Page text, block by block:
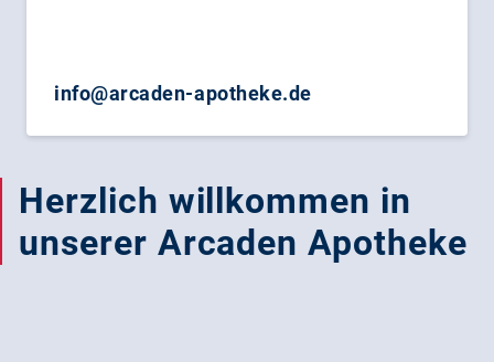
info@arcaden-apotheke.de
Herzlich willkommen in
unserer Arcaden Apotheke